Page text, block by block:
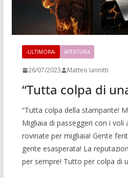
-ULTIMORA- APERTURA
26/07/2023 Matteo Iannitti
“Tutta colpa di
“Tutta colpa della stampante!
Migliaia di passeggeri con i voli
rovinate per migliaia! Gente
gente esasperata! La
per sempre! Tutto per colpa di